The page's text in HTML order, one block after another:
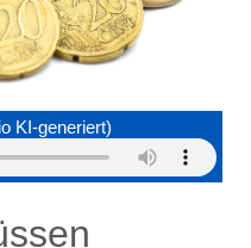
KI-generiert)